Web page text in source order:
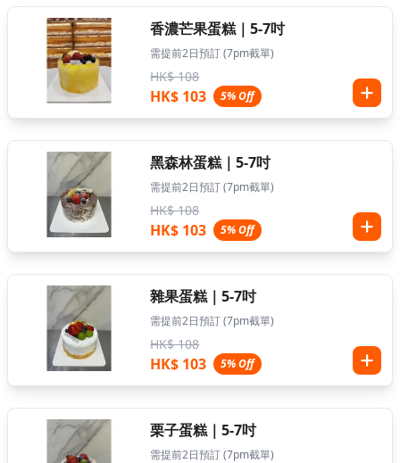
香濃芒果蛋糕｜5-7吋
需提前2日預訂 (7pm截單)
HK$ 108
HK$ 103 5% Off
黑森林蛋糕｜5-7吋
需提前2日預訂 (7pm截單)
HK$ 108
HK$ 103 5% Off
雜果蛋糕｜5-7吋
需提前2日預訂 (7pm截單)
HK$ 108
HK$ 103 5% Off
栗子蛋糕｜5-7吋
需提前2日預訂 (7pm截單)